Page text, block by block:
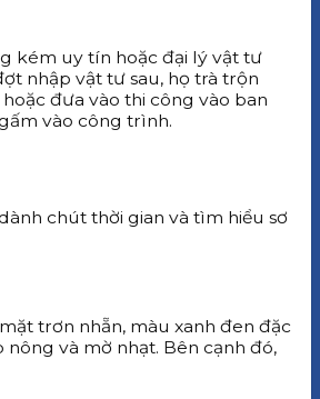
kém uy tín hoặc đại lý vật tư
nhập vật tư sau, họ trà trộn
đưa vào thi công vào ban
vào công trình.
chút thời gian và tìm hiểu sơ
trơn nhẵn, màu xanh đen đặc
và mờ nhạt. Bên cạnh đó,